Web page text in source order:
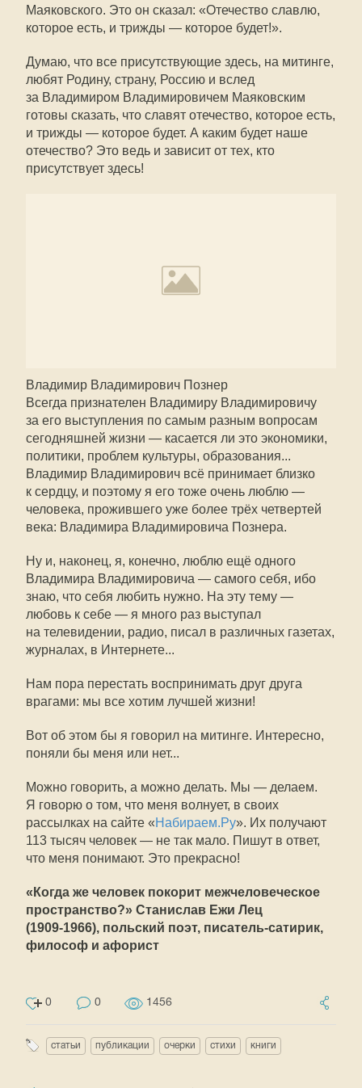
Маяковского. Это он сказал: «Отечество славлю,
которое есть, и трижды — которое будет!».
Думаю, что все присутствующие здесь, на митинге,
любят Родину, страну, Россию и вслед
за Владимиром Владимировичем Маяковским
готовы сказать, что славят отечество, которое есть,
и трижды — которое будет. А каким будет наше
отечество? Это ведь и зависит от тех, кто
присутствует здесь!
Владимир Владимирович Познер
Всегда признателен Владимиру Владимировичу
за его выступления по самым разным вопросам
сегодняшней жизни — касается ли это экономики,
политики, проблем культуры, образования...
Владимир Владимирович всё принимает близко
к сердцу, и поэтому я его тоже очень люблю —
человека, прожившего уже более трёх четвертей
века: Владимира Владимировича Познера.
Ну и, наконец, я, конечно, люблю ещё одного
Владимира Владимировича — самого себя, ибо
знаю, что себя любить нужно. На эту тему —
любовь к себе — я много раз выступал
на телевидении, радио, писал в различных газетах,
журналах, в Интернете...
Нам пора перестать воспринимать друг друга
врагами: мы все хотим лучшей жизни!
Вот об этом бы я говорил на митинге. Интересно,
поняли бы меня или нет...
Можно говорить, а можно делать. Мы — делаем.
Я говорю о том, что меня волнует, в своих
рассылках на сайте «Набираем.Ру». Их получают
113 тысяч человек — не так мало. Пишут в ответ,
что меня понимают. Это прекрасно!
«Когда же человек покорит межчеловеческое
пространство?» Станислав Ежи Лец
(1909-1966), польский поэт, писатель-сатирик,
философ и афорист
0 0 1456
статьи публикации очерки стихи книги